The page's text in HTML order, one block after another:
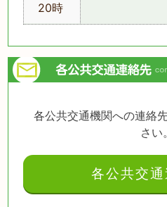
20時
各公共交通機関への連絡
さい。
各公共交